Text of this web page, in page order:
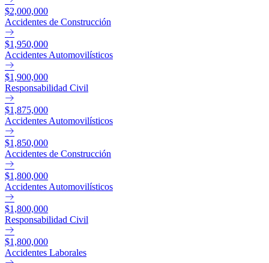
$2,000,000
Accidentes de Construcción
$1,950,000
Accidentes Automovilísticos
$1,900,000
Responsabilidad Civil
$1,875,000
Accidentes Automovilísticos
$1,850,000
Accidentes de Construcción
$1,800,000
Accidentes Automovilísticos
$1,800,000
Responsabilidad Civil
$1,800,000
Accidentes Laborales